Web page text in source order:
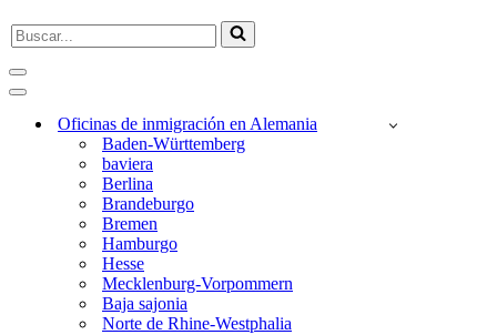
Buscar...
Menú
de
Menú
NavegaciónOficinas de inmigración en Alemania
Baden-Württemberg
baviera
Berlina
Brandeburgo
Bremen
Hamburgo
Hesse
Mecklenburg-Vorpommern
Baja sajonia
Norte de Rhine-Westphalia